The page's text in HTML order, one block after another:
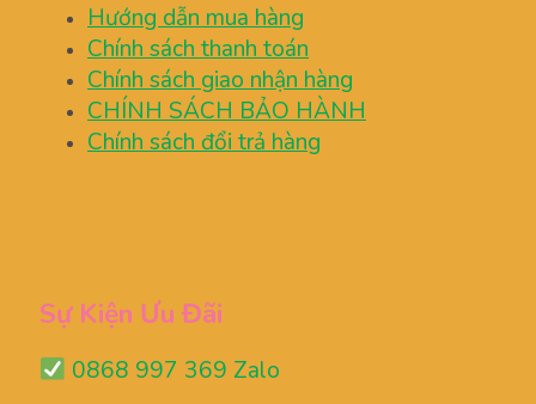
Hướng dẫn mua hàng
Chính sách thanh toán
Chính sách giao nhận hàng
CHÍNH SÁCH BẢO HÀNH
Chính sách đổi trả hàng
Sự Kiện Ưu Đãi
0868 997 369 Zalo